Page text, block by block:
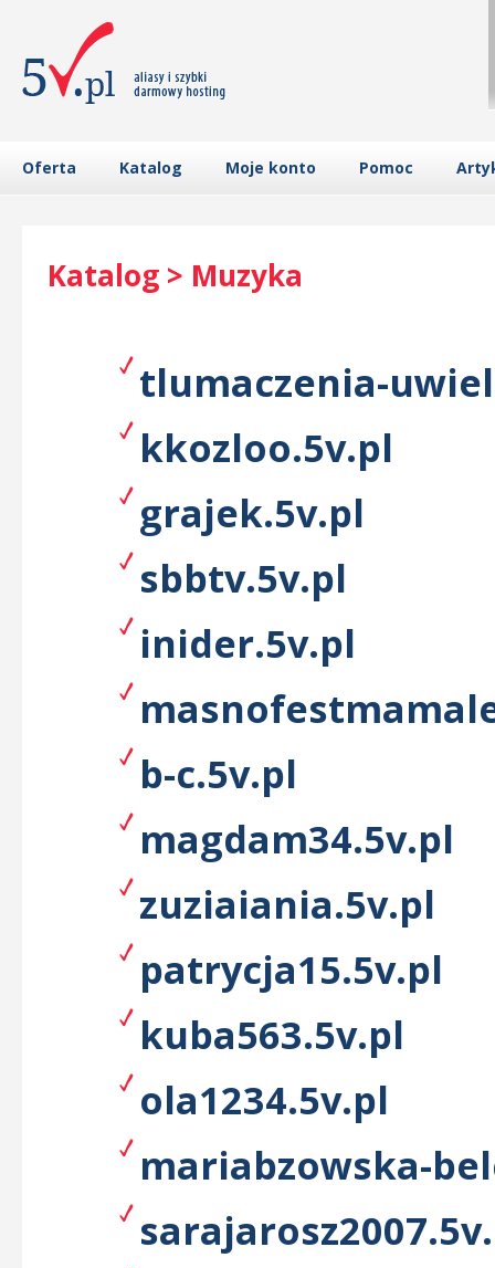
Oferta Katalog Moje konto Pomoc
Katalog > Muzyka
tlumaczenia-
kkozloo.5v.pl
grajek.5v.pl
sbbtv.5v.pl
inider.5v.pl
b-c.5v.pl
magdam34.5v.pl
zuziaiania.5v.pl
patrycja15.5v.pl
kuba563.5v.pl
ola1234.5v.pl
mariabzowska-